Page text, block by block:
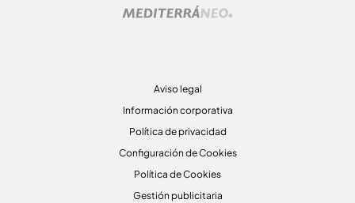
Aviso legal
Información corporativa
Política de privacidad
Configuración de Cookies
Política de Cookies
Gestión publicitaria